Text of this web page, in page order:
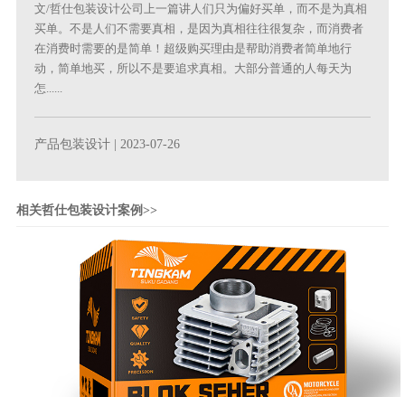
文/哲仕包装设计公司上一篇讲人们只为偏好买单，而不是为真相
买单。不是人们不需要真相，是因为真相往往很复杂，而消费者
在消费时需要的是简单！超级购买理由是帮助消费者简单地行
动，简单地买，所以不是要追求真相。大部分普通的人每天为
怎......
产品包装设计 | 2023-07-26
相关哲仕包装设计案例>>